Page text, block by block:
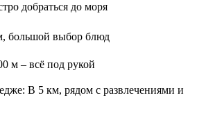
добраться до моря
большой выбор блюд
м – всё под рукой
В 5 км, рядом с развлечениями и